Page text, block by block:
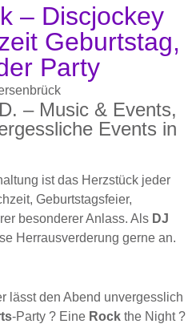
– Discjockey
Geburtstag,
Party
– Music & Events,
Events in
ist das Herzstück jeder
Geburtstagsfeier,
besonderer Anlass. Als DJ
Herrausverderung gerne an.
lässt den Abend unvergesslich
-Party ? Eine Rock the Night ?